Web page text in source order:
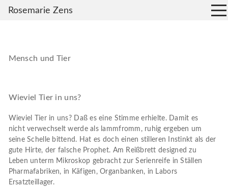
Mensch und Tier
Wieviel Tier in uns?
Wieviel Tier in uns? Daß es eine Stimme erhielte. Damit es
nicht verwechselt werde als lammfromm, ruhig ergeben um
seine Schelle bittend. Hat es doch einen stilleren Instinkt als der
gute Hirte, der falsche Prophet. Am Reißbrett designed zu
Leben unterm Mikroskop gebracht zur Serienreife in Ställen
Pharmafabriken, in Käfigen, Organbanken, in Labors
Ersatzteillager.
Rosemarie Zens